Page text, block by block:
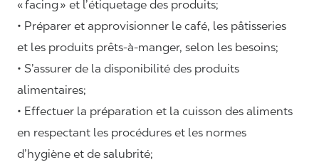
«facing» et l’étiquetage des produits;
• Préparer et approvisionner le café, les pâtisseries
et les produits prêts-à-manger, selon les besoins;
• S’assurer de la disponibilité des produits
alimentaires;
• Effectuer la préparation et la cuisson des aliments
en respectant les procédures et les normes
d’hygiène et de salubrité;